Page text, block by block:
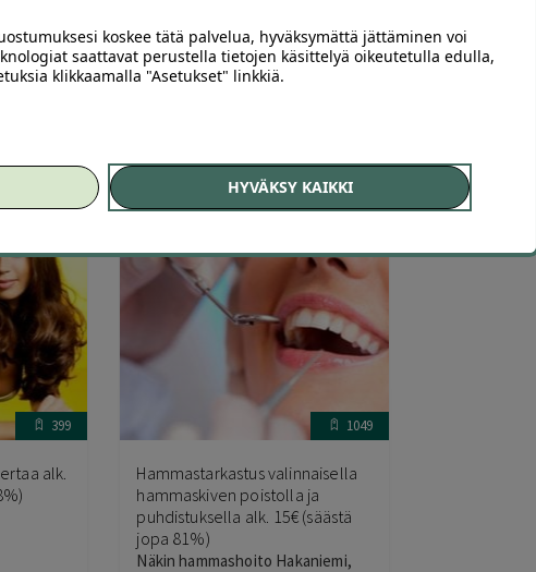
&
Metsälän Autopesu Metsälä,
Helsinki
Ruoholahti,
399
alk.
1049
Hammastarkastus valinnaisella
hammaskiven poistolla ja
puhdistuksella alk. 15€ (säästä
jopa 81%)
Näkin hammashoito Hakaniemi,
koskee tätä palvelua, hyväksymättä jättäminen voi
saattavat perustella tietojen käsittelyä oikeutetulla edulla,
klikkaamalla "Asetukset" linkkiä.
HYVÄKSY KAIKKI